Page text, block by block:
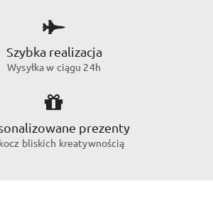
Szybka realizacja
Wysyłka w ciągu 24h
prezenty
bliskich kreatywnością